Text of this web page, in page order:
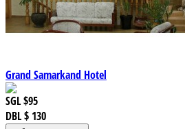
Grand Samarkand Hotel
SGL$95
DBL$ 130